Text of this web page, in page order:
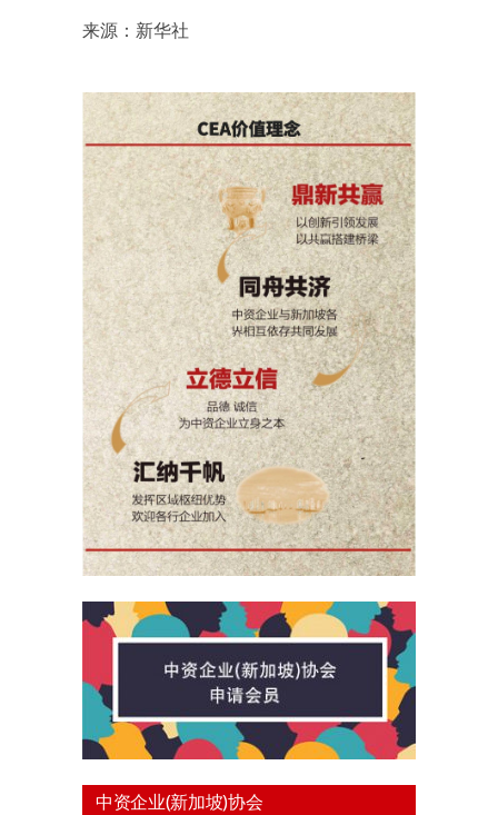
来源：新华社
中资企业(新加坡)协会